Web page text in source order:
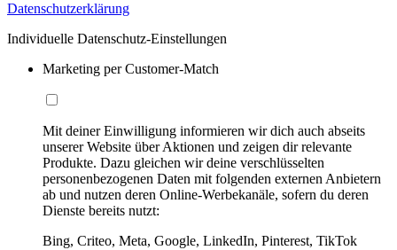
Datenschutzerklärung
Individuelle Datenschutz-Einstellungen
Marketing per Customer-Match
Mit deiner Einwilligung informieren wir dich auch abseits
unserer Website über Aktionen und zeigen dir relevante
Produkte. Dazu gleichen wir deine verschlüsselten
personenbezogenen Daten mit folgenden externen Anbietern
ab und nutzen deren Online-Werbekanäle, sofern du deren
Dienste bereits nutzt:
Bing, Criteo, Meta, Google, LinkedIn, Pinterest, TikTok